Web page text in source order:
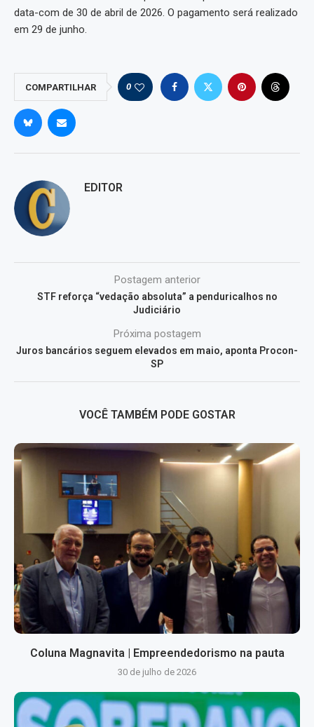
data-com de 30 de abril de 2026. O pagamento será realizado
em 29 de junho.
COMPARTILHAR 0
EDITOR
Postagem anterior
STF reforça “vedação absoluta” a penduricalhos no
Judiciário
Próxima postagem
Juros bancários seguem elevados em maio, aponta Procon-
SP
VOCÊ TAMBÉM PODE GOSTAR
Coluna Magnavita | Empreendedorismo na pauta
30 de julho de 2026